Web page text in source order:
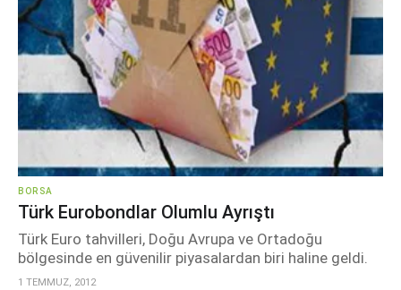
BORSA
Türk Eurobondlar Olumlu Ayrıştı
Türk Euro tahvilleri, Doğu Avrupa ve Ortadoğu
bölgesinde en güvenilir piyasalardan biri haline geldi.
1 TEMMUZ, 2012